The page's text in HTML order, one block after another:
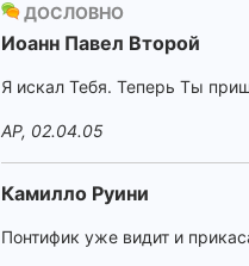
ДОСЛОВНО
Иоанн Павел Второй
Я искал Тебя. Теперь Ты
AP, 02.04.05
Камилло Руини
Понтифик уже видит и